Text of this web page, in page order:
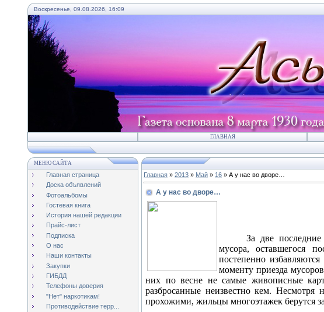
Воскресенье, 09.08.2026, 16:09
ГЛАВНАЯ
МЕНЮ САЙТА
Главная страница
Доска объявлений
Фотоальбомы
Гостевая книга
История нашей редакции
Прайс-лист
Подписка
О нас
Наши контакты
Закупки
ГИБДД
Телефоны доверия
"Нет" наркотикам!
Противодействие терр...
Главная » 2013 » Май » 16 » А у нас во дворе…
А у нас во дворе…
За две
мусора, оставшегося
постепенно
моменту приезда
них по весне не самые живописные
разбросанные неизвестно кем.
прохожими, жильцы многоэтажек берутся